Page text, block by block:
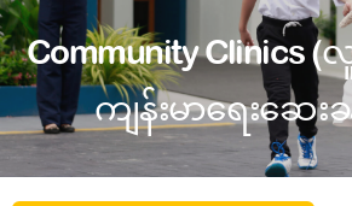
Community Clinics
ကျန်းမာရေးဆေးခ